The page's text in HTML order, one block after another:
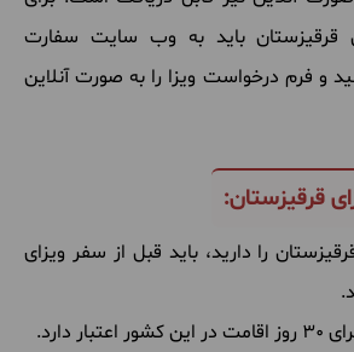
قرقیزستان باید به وب سایت سفارت
و فرم درخواست ویزا را به صورت آنلاین
قرقیزستان:
را دارید، باید قبل از سفر ویزای
دارد.